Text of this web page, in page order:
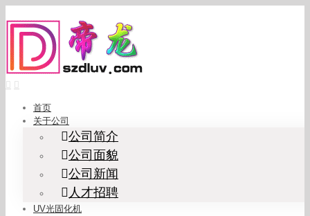
to
content
首页
关于公司
公司简介
公司面貌
公司新闻
人才招聘
UV光固化机